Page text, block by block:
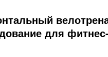
для